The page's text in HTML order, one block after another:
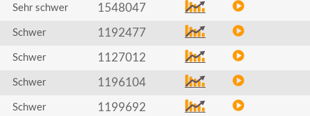
Sehr schwer 1548047
Schwer 1192477
Schwer 1127012
Schwer 1196104
Schwer 1199692